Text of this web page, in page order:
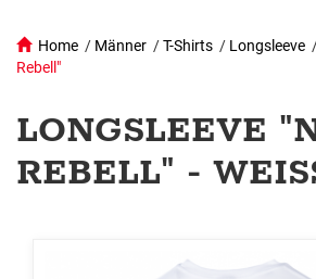
Home / Männer /T-Shirts / Longsleeve
Rebell"
LONGSLEEVE
REBELL" - WEISS